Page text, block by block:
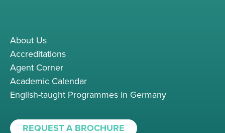
About Us
Accreditations
Agent Corner
Academic Calendar
English-taught Programmes in Germany
REQUEST A BROCHURE